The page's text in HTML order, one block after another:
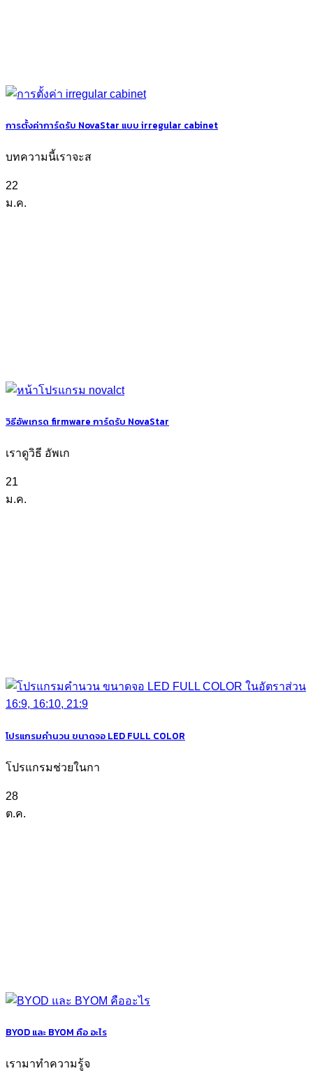
การตั้งค่าการ์ดรับ NovaStar แบบ irregular cabinet
บทความนี้เราจะส
22
ม.ค.
วิธีอัพเกรด firmware การ์ดรับ NovaStar
เราดูวิธี อัพเก
21
ม.ค.
โปรแกรมคำนวน ขนาดจอ LED FULL COLOR
โปรแกรมช่วยในกา
28
ต.ค.
BYOD และ BYOM คือ อะไร
เรามาทำความรู้จ